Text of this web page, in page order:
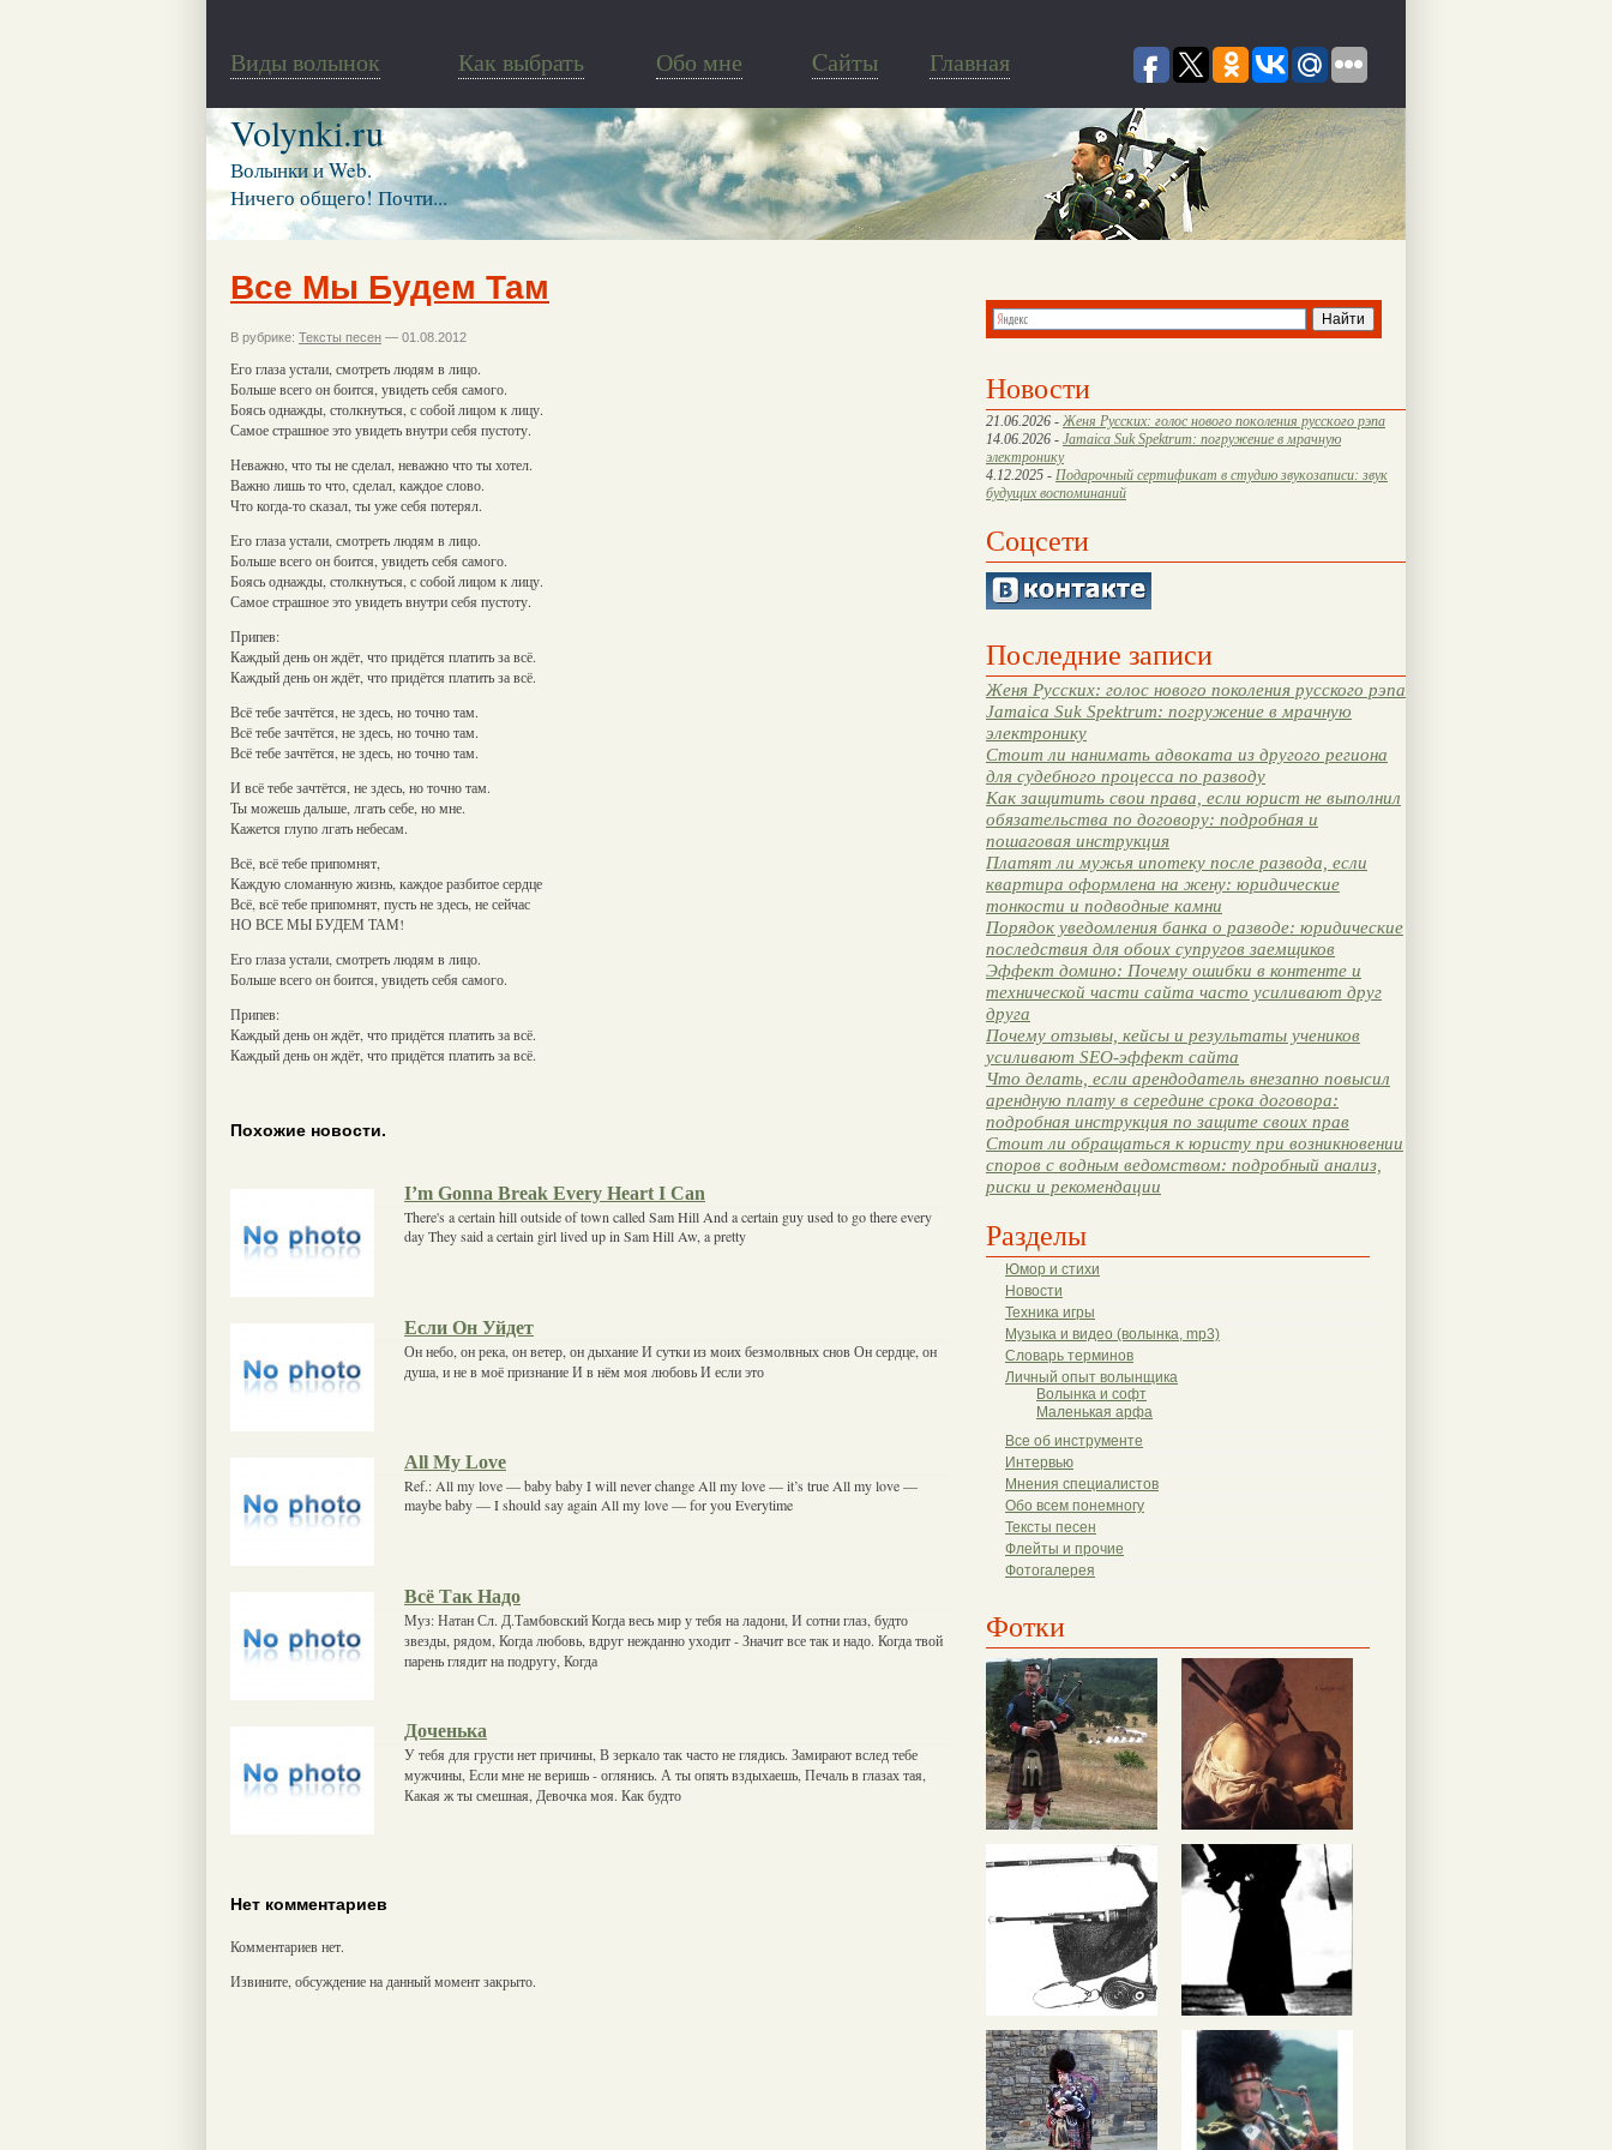
Виды волынок Как выбрать Обо мне Cайты Главная
Volynki.ru
Волынки и Web.
Ничего общего! Почти...
Новости
21.06.2026 - Женя Русских: голос нового поколения русского рэпа
14.06.2026 - Jamaica Suk Spektrum: погружение в мрачную
электронику
4.12.2025 - Подарочный сертификат в студию звукозаписи: звук
будущих воспоминаний
Соцсети
Последние записи
Женя Русских: голос нового поколения русского рэпа
Jamaica Suk Spektrum: погружение в мрачную
электронику
Стоит ли нанимать адвоката из другого региона
для судебного процесса по разводу
Как защитить свои права, если юрист не выполнил
обязательства по договору: подробная и
пошаговая инструкция
Платят ли мужья ипотеку после развода, если
квартира оформлена на жену: юридические
тонкости и подводные камни
Порядок уведомления банка о разводе: юридические
последствия для обоих супругов заемщиков
Эффект домино: Почему ошибки в контенте и
технической части сайта часто усиливают друг
друга
Почему отзывы, кейсы и результаты учеников
усиливают SEO-эффект сайта
Что делать, если арендодатель внезапно повысил
арендную плату в середине срока договора:
подробная инструкция по защите своих прав
Стоит ли обращаться к юристу при возникновении
споров с водным ведомством: подробный анализ,
риски и рекомендации
Разделы
Юмор и стихи
Новости
Техника игры
Музыка и видео (волынка, mp3)
Словарь терминов
Личный опыт волынщика
Волынка и софт
Маленькая арфа
Все об инструменте
Интервью
Мнения специалистов
Обо всем понемногу
Тексты песен
Флейты и прочие
Фотогалерея
Фотки
Все Мы Будем Там
В рубрике: Тексты песен — 01.08.2012
Его глаза устали, смотреть людям в лицо.
Больше всего он боится, увидеть себя самого.
Боясь однажды, столкнуться, с собой лицом к лицу.
Самое страшное это увидеть внутри себя пустоту.
Неважно, что ты не сделал, неважно что ты хотел.
Важно лишь то что, сделал, каждое слово.
Что когда-то сказал, ты уже себя потерял.
Его глаза устали, смотреть людям в лицо.
Больше всего он боится, увидеть себя самого.
Боясь однажды, столкнуться, с собой лицом к лицу.
Самое страшное это увидеть внутри себя пустоту.
Припев:
Каждый день он ждёт, что придётся платить за всё.
Каждый день он ждёт, что придётся платить за всё.
Всё тебе зачтётся, не здесь, но точно там.
Всё тебе зачтётся, не здесь, но точно там.
Всё тебе зачтётся, не здесь, но точно там.
И всё тебе зачтётся, не здесь, но точно там.
Ты можешь дальше, лгать себе, но мне.
Кажется глупо лгать небесам.
Всё, всё тебе припомнят,
Каждую сломанную жизнь, каждое разбитое сердце
Всё, всё тебе припомнят, пусть не здесь, не сейчас
НО ВСЕ МЫ БУДЕМ ТАМ!
Его глаза устали, смотреть людям в лицо.
Больше всего он боится, увидеть себя самого.
Припев:
Каждый день он ждёт, что придётся платить за всё.
Каждый день он ждёт, что придётся платить за всё.
Похожие новости.
I’m Gonna Break Every Heart I Can
There's a certain hill outside of town called Sam Hill And a certain guy used to go there every
day They said a certain girl lived up in Sam Hill Aw, a pretty
Если Он Уйдет
Он небо, он река, он ветер, он дыхание И сутки из моих безмолвных снов Он сердце, он
душа, и не в моё признание И в нём моя любовь И если это
All My Love
Ref.: All my love — baby baby I will never change All my love — it’s true All my love —
maybe baby — I should say again All my love — for you Everytime
Всё Так Надо
Муз: Натан Сл. Д.Тамбовский Когда весь мир у тебя на ладони, И сотни глаз, будто
звезды, рядом, Когда любовь, вдруг нежданно уходит - Значит все так и надо. Когда твой
парень глядит на подругу, Когда
Доченька
У тебя для грусти нет причины, В зеркало так часто не глядись. Замирают вслед тебе
мужчины, Если мне не веришь - оглянись. А ты опять вздыхаешь, Печаль в глазах тая,
Какая ж ты смешная, Девочка моя. Как будто
Нет комментариев
Комментариев нет.
Извините, обсуждение на данный момент закрыто.